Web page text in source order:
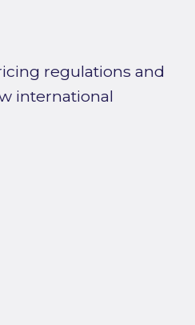
regulations and
international